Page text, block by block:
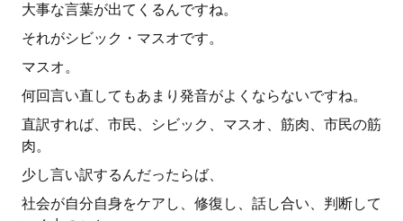
大事な言葉が出てくるんですね。
それがシビック・マスオです。
マスオ。
何回言い直してもあまり発音がよくならないですね。
直訳すれば、市民、シビック、マスオ、筋肉、市民の筋
肉。
少し言い訳するんだったらば、
社会が自分自身をケアし、修復し、話し合い、判断して